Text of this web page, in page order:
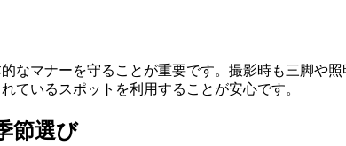
なマナーを守ることが重要です。撮影時も三脚や
ているスポットを利用することが安心です。
節選び